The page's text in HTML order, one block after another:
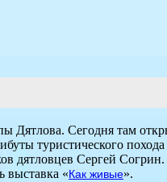
Дятлова. Сегодня там
туристического
дятловцев Сергей
выставка «Как живые».